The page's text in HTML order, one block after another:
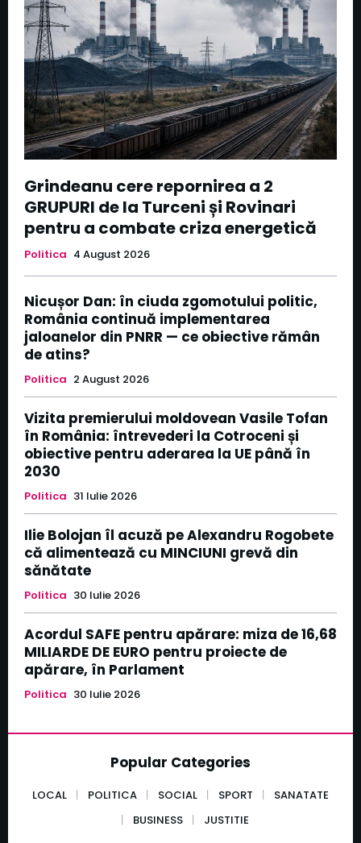
Grindeanu cere repornirea a 2
GRUPURI de la Turceni și Rovinari
pentru a combate criza energetică
Politica 4 August 2026
Nicușor Dan: în ciuda zgomotului politic,
România continuă implementarea
jaloanelor din PNRR — ce obiective rămân
de atins?
Politica 2 August 2026
Vizita premierului moldovean Vasile Tofan
în România: întrevederi la Cotroceni și
obiective pentru aderarea la UE până în
2030
Politica 31 Iulie 2026
Ilie Bolojan îl acuză pe Alexandru Rogobete
că alimentează cu MINCIUNI grevă din
sănătate
Politica 30 Iulie 2026
Acordul SAFE pentru apărare: miza de 16,68
MILIARDE DE EURO pentru proiecte de
apărare, în Parlament
Politica 30 Iulie 2026
Popular Categories
LOCAL POLITICA SOCIAL SPORT
SANATATE
BUSINESS
JUSTITIE